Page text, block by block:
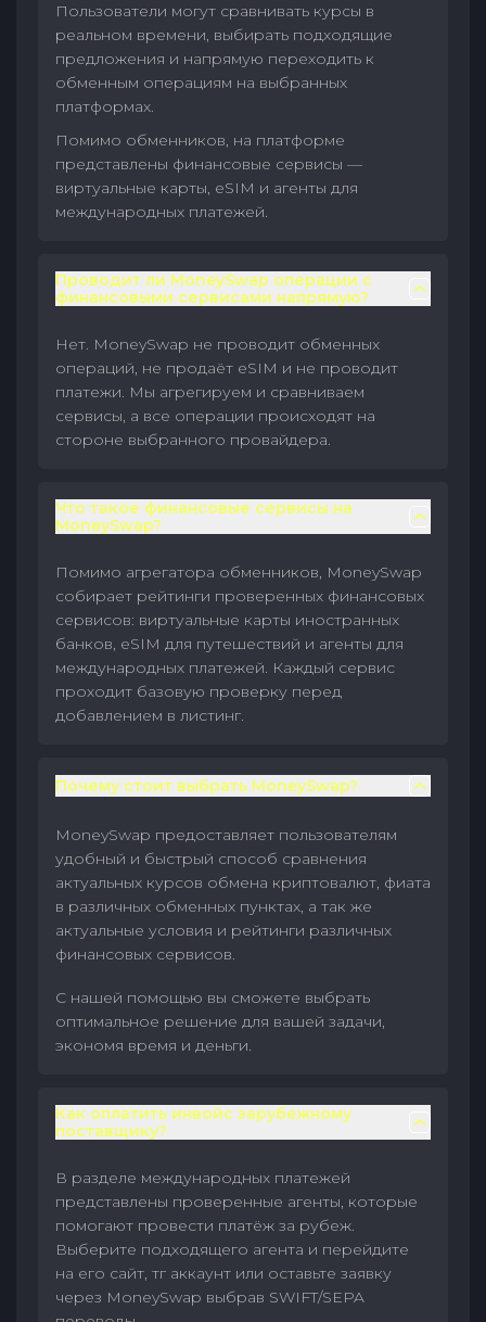
Пользователи могут сравнивать курсы в
реальном времени, выбирать подходящие
предложения и напрямую переходить к
обменным операциям на выбранных
платформах.
Помимо обменников, на платформе
представлены финансовые сервисы —
виртуальные карты, eSIM и агенты для
международных платежей.
Проводит ли MoneySwap операции с
финансовыми сервисами напрямую?
Нет. MoneySwap не проводит обменных
операций, не продаёт eSIM и не проводит
платежи. Мы агрегируем и сравниваем
сервисы, а все операции происходят на
стороне выбранного провайдера.
Что такое финансовые сервисы на
MoneySwap?
Помимо агрегатора обменников, MoneySwap
собирает рейтинги проверенных финансовых
сервисов: виртуальные карты иностранных
банков, eSIM для путешествий и агенты для
международных платежей. Каждый сервис
проходит базовую проверку перед
добавлением в листинг.
Почему стоит выбрать MoneySwap?
MoneySwap предоставляет пользователям
удобный и быстрый способ сравнения
актуальных курсов обмена криптовалют, фиата
в различных обменных пунктах, а так же
актуальные условия и рейтинги различных
финансовых сервисов.
С нашей помощью вы сможете выбрать
оптимальное решение для вашей задачи,
экономя время и деньги.
Как оплатить инвойс зарубежному
поставщику?
В разделе международных платежей
представлены проверенные агенты, которые
помогают провести платёж за рубеж.
Выберите подходящего агента и перейдите
на его сайт, тг аккаунт или оставьте заявку
через MoneySwap выбрав SWIFT/SEPA